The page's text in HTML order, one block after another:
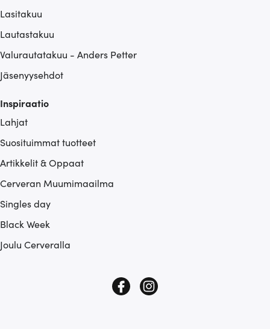
Lasitakuu
Lautastakuu
Valurautatakuu - Anders Petter
Jäsenyysehdot
Inspiraatio
Lahjat
Suosituimmat tuotteet
Artikkelit & Oppaat
Cerveran Muumimaailma
Singles day
Black Week
Joulu Cerveralla